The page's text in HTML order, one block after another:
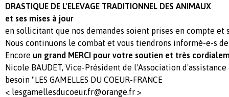
DRASTIQUE DE L'ELEVAGE TRADITIONNEL DES ANIMAUX
et ses mises à jour
en sollicitant que nos demandes soient prises en compte et
Nous continuons le combat et vous tiendrons informé-e-s de
Encore un grand MERCI pour votre soutien et très
Nicole BAUDET, Vice-Président de l'Association
besoin "LES GAMELLES DU COEUR-FRANCE
< lesgamellesducoeur.fr@orange.fr >